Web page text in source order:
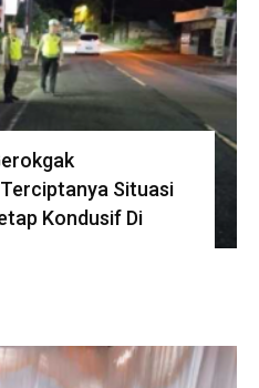
Situasi
Kondusif Di